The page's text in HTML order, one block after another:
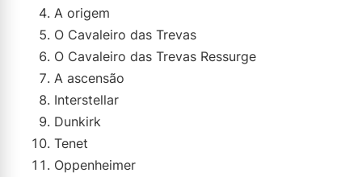
A origem
O Cavaleiro das Trevas
O Cavaleiro das Trevas Ressurge
A ascensão
Interstellar
Dunkirk
Tenet
Oppenheimer